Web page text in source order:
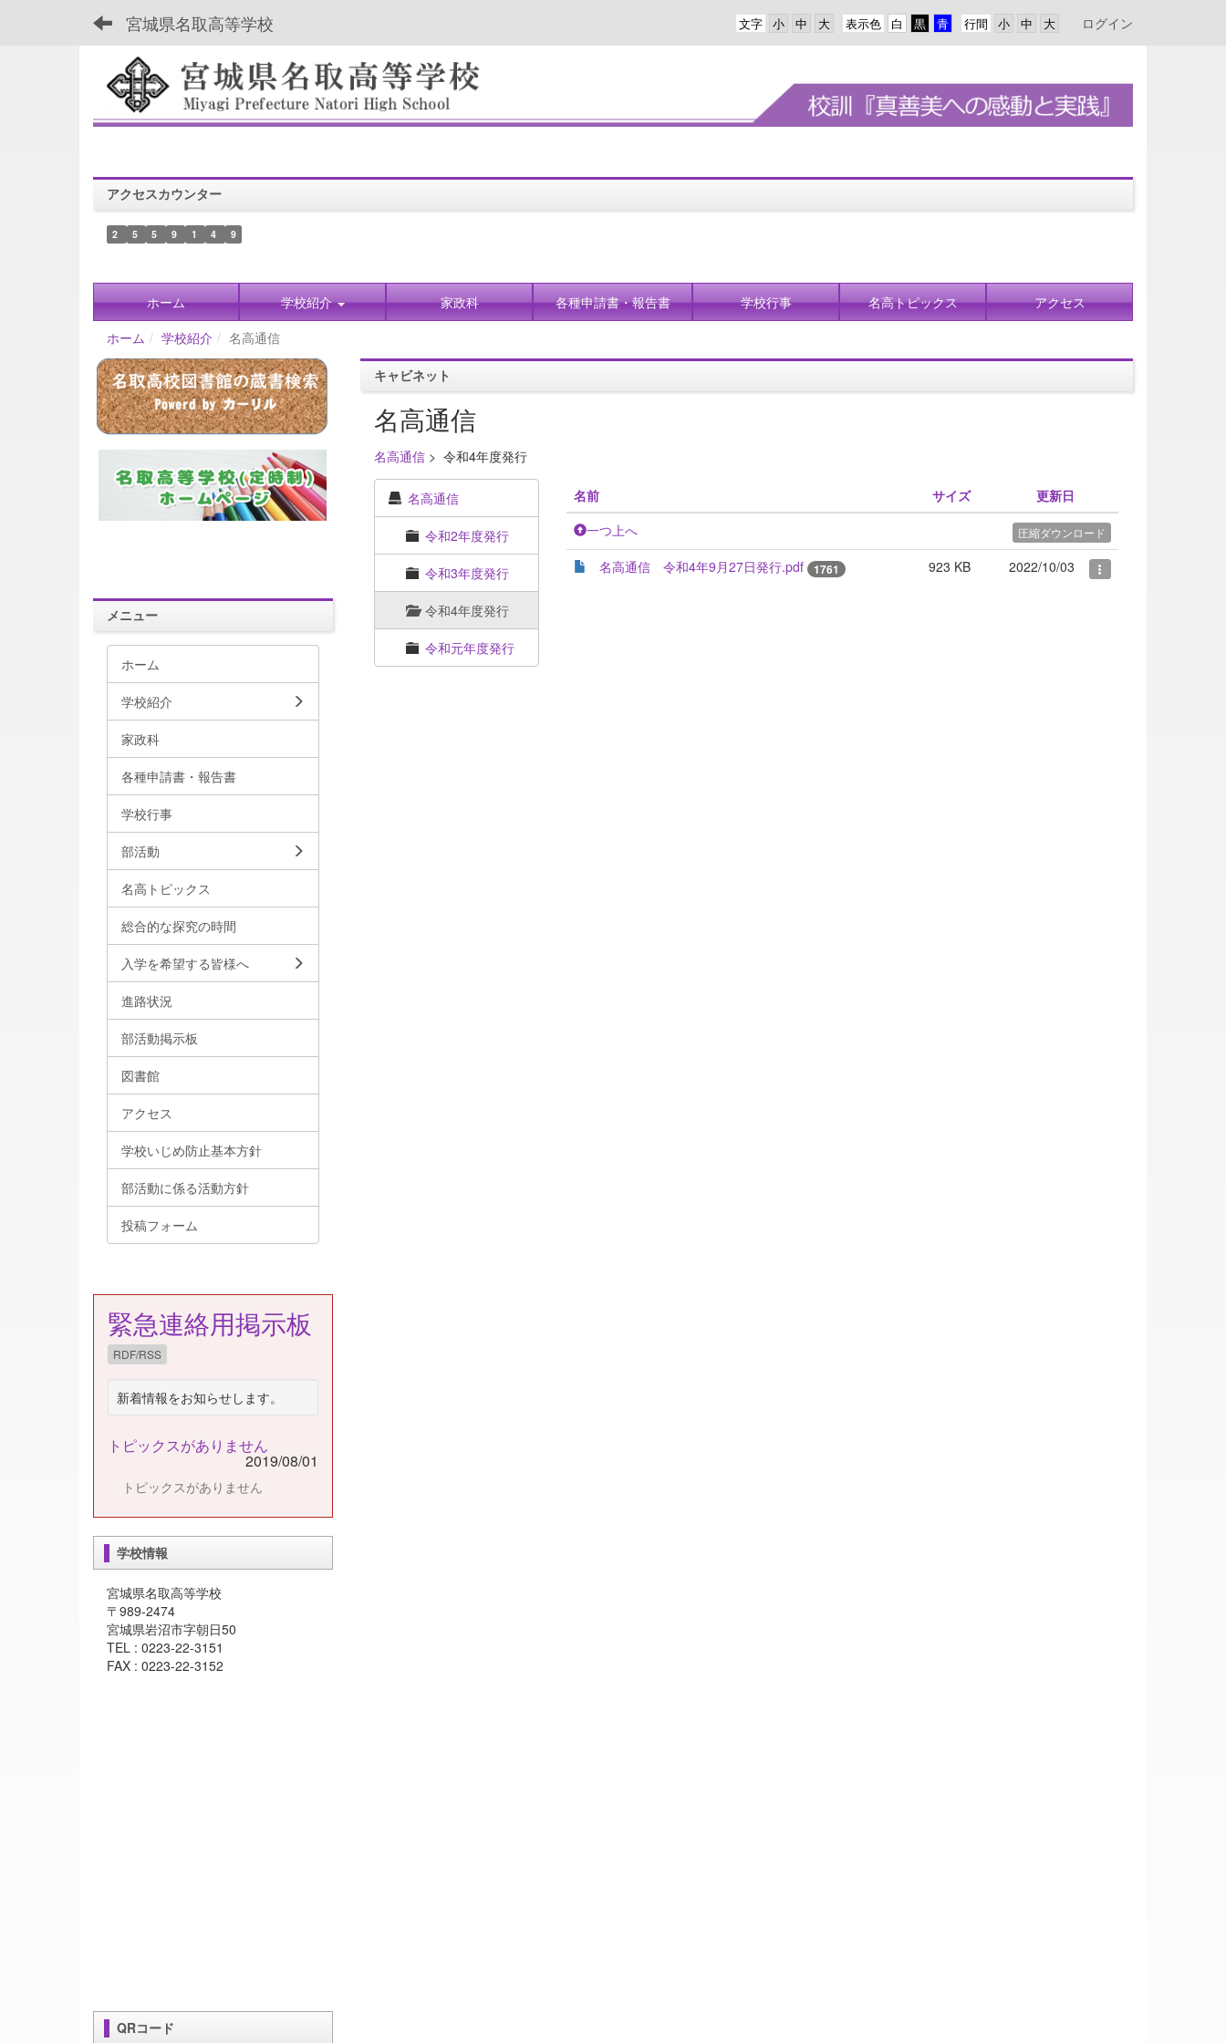
宮城県名取高等学校 行間
表示色
文字 ログイン
アクセスカウンター
2 5 5 9 1 4 9
ホーム 学校紹介 家政科 各種申請書・報告書 学校行事 名高トピックス
アクセス
ホーム
学校紹介 名高通信
キャビネット
名高通信
名高通信> 令和4年度発行
名高通信
令和2年度発行
令和3年度発行
令和4年度発行
令和元年度発行
名前 サイズ
更新日
一つ上へ
圧縮ダウンロード
名高通信 令和4年9月27日発行.pdf 1761 923 KB 2022/10/03
メニュー
ホーム
学校紹介
家政科
各種申請書・報告書
学校行事
部活動
名高トピックス
総合的な探究の時間
入学を希望する皆様へ
進路状況
部活動掲示板
図書館
アクセス
学校いじめ防止基本方針
部活動に係る活動方針
投稿フォーム
緊急連絡用掲示板
RDF/RSS
新着情報をお知らせします。
トピックスがありません
2019/08/01
トピックスがありません
学校情報
宮城県名取高等学校
〒989-2474
宮城県岩沼市字朝日50
TEL : 0223-22-3151
FAX : 0223-22-3152
QRコード